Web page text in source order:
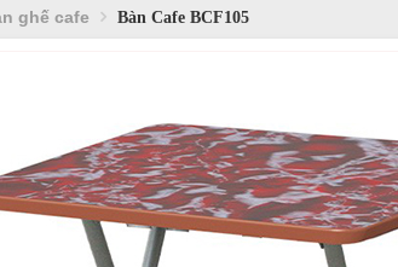
ghế cafe Bàn Cafe BCF105